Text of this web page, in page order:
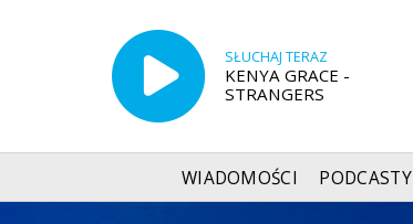
SŁUCHAJ TERAZ
KENYA GRACE -
STRANGERS
WIADOMOŚCI PODCASTY